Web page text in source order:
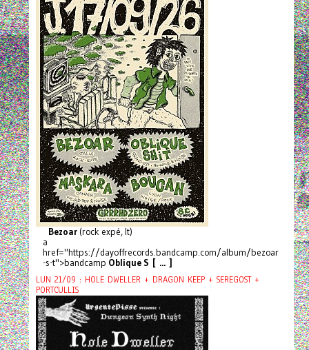
Bezoar(rock expé, It)
a
href="https://dayoffrecords.bandcamp.com/album/bezoar
-s-t">bandcamp Oblique S [ ... ]
LUN 21/09 : HOLE DWELLER + DRAGON KEEP + SEREGOST +
PORTCULLIS